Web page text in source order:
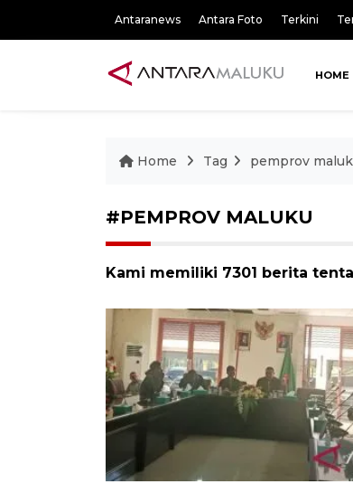
Antaranews Antara Foto Terkini
HOME
Home Tag pemprov
#PEMPROV MALUKU
Kami memiliki 7301 berita